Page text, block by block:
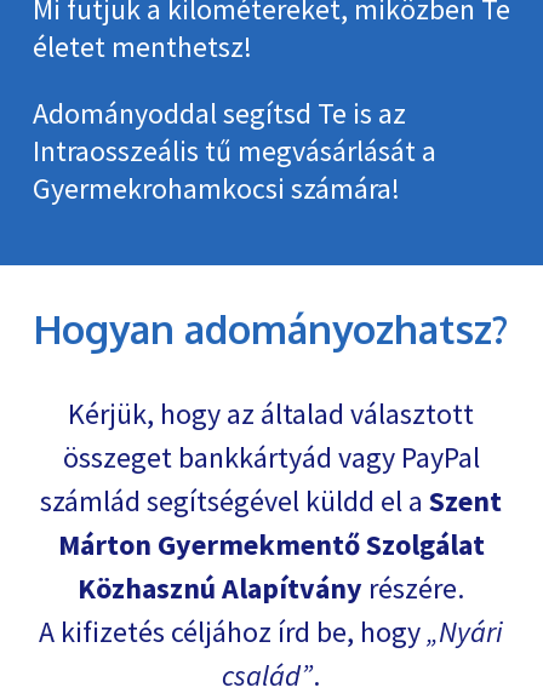
Mi futjuk a kilométereket, miközben Te
életet menthetsz!
Adományoddal segítsd Te is az
Intraosszeális tű megvásárlását a
Gyermekrohamkocsi számára!
Hogyan adományozhatsz?
Kérjük, hogy az általad választott
összeget bankkártyád vagy PayPal
számlád segítségével küldd el aSzent
Márton Gyermekmentő Szolgálat
Közhasznú Alapítvány részére.
A kifizetés céljához írd be, hogy Nyári
család .